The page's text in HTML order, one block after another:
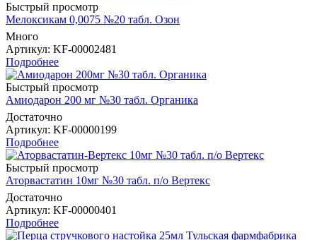
Быстрый просмотр
Мелоксикам 0,0075 №20 табл. Озон
Много
Артикул: KF-00002481
Подробнее
Быстрый просмотр
Амиодарон 200 мг №30 табл. Органика
Достаточно
Артикул: KF-00000199
Подробнее
Быстрый просмотр
Аторвастатин 10мг №30 табл. п/о Вертекс
Достаточно
Артикул: KF-00000401
Подробнее